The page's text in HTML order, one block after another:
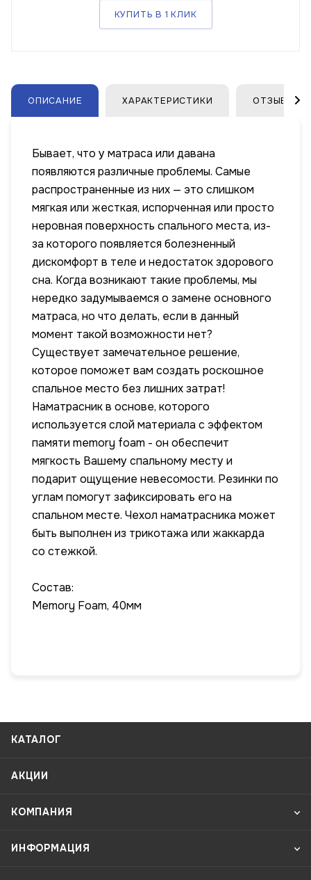
КУПИТЬ В 1 КЛИК
ОПИСАНИЕ ХАРАКТЕРИСТИКИ ОТЗЫВЫ
Бывает, что у матраса или давана
появляются различные проблемы. Самые
распространенные из них — это слишком
мягкая или жесткая, испорченная или просто
неровная поверхность спального места, из-
за которого появляется болезненный
дискомфорт в теле и недостаток здорового
сна. Когда возникают такие проблемы, мы
нередко задумываемся о замене основного
матраса, но что делать, если в данный
момент такой возможности нет?
Существует замечательное решение,
которое поможет вам создать роскошное
спальное место без лишних затрат!
Наматрасник в основе, которого
используется слой материала с эффектом
памяти memory foam - он обеспечит
мягкость Вашему спальному месту и
подарит ощущение невесомости. Резинки по
углам помогут зафиксировать его на
спальном месте. Чехол наматрасника может
быть выполнен из трикотажа или жаккарда
со стежкой.
Состав:
Memory Foam, 40мм
КАТАЛОГ
АКЦИИ
КОМПАНИЯ
ИНФОРМАЦИЯ